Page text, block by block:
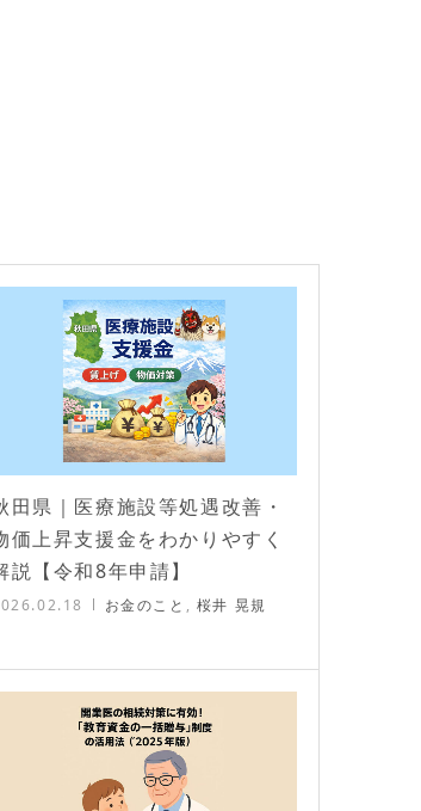
田県｜医療施設等処遇改善・
価上昇支援金をわかりやすく
説【令和8年申請】
お金のこと , 桜井 晃規